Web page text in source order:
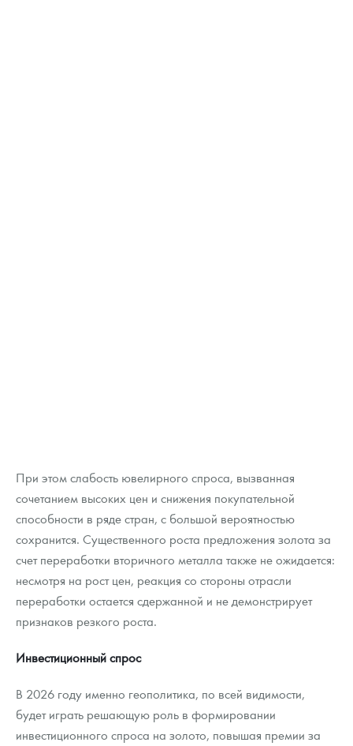
При этом слабость ювелирного спроса, вызванная
сочетанием высоких цен и снижения покупательной
способности в ряде стран, с большой вероятностью
сохранится. Существенного роста предложения золота за
счет переработки вторичного металла также не ожидается:
несмотря на рост цен, реакция со стороны отрасли
переработки остается сдержанной и не демонстрирует
признаков резкого роста.
Инвестиционный спрос
В 2026 году именно геополитика, по всей видимости,
будет играть решающую роль в формировании
инвестиционного спроса на золото, повышая премии за